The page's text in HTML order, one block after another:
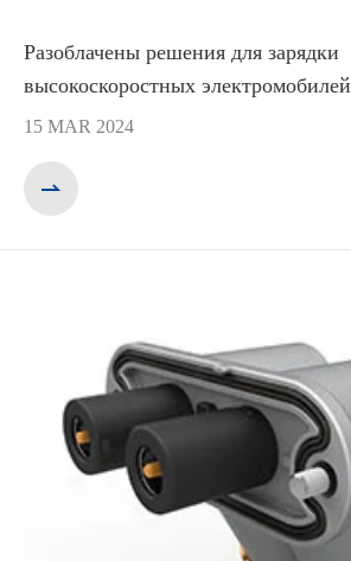
Разоблачены решения для зарядки
высокоскоростных электромобилей
15 MAR 2024
